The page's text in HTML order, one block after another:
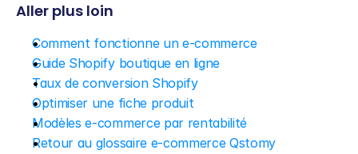
Aller plus loin
Comment fonctionne un e-commerce
Guide Shopify boutique en ligne
Taux de conversion Shopify
Optimiser une fiche produit
Modèles e-commerce par rentabilité
Retour au glossaire e-commerce Qstomy